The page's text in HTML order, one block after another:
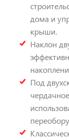
дома и
крыши.
Наклон
Под